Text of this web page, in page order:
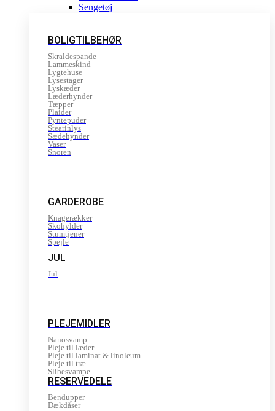
Sengetøj
BOLIGTILBEHØR
Skraldespande
Lammeskind
Lygtehuse
Lysestager
Lyskæder
Læderhynder
Tæpper
Plaider
Pyntepuder
Stearinlys
Sædehynder
Vaser
Snoren
GARDEROBE
Knagerækker
Skohylder
Stumtjener
Spejle
JUL
Jul
PLEJEMIDLER
Nanosvamp
Pleje til læder
Pleje til laminat & linoleum
Pleje til træ
Slibesvampe
RESERVEDELE
Bendupper
Dækdåser